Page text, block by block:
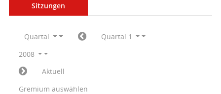
Sitzungen
Quartal
Quartal 1
2008
Aktuell
Gremium auswählen